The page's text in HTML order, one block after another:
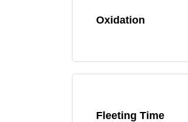
Oxidation
Fleeting Time